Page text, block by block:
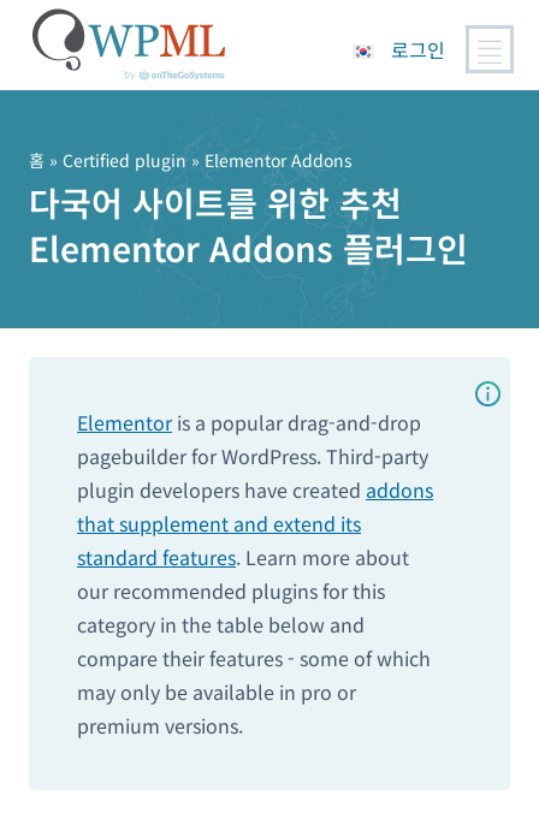
로그인
홈 » Certified plugin » Elementor Addons
다국어 사이트를 위한 추천
Elementor Addons 플러그인
Elementoris a popular drag-and-drop
pagebuilder for WordPress. Third-party
plugin developers have created addons
that supplement and extend its
standard features. Learn more about
our recommended plugins for this
category in the table below and
compare their features - some of which
may only be available in pro or
premium versions.